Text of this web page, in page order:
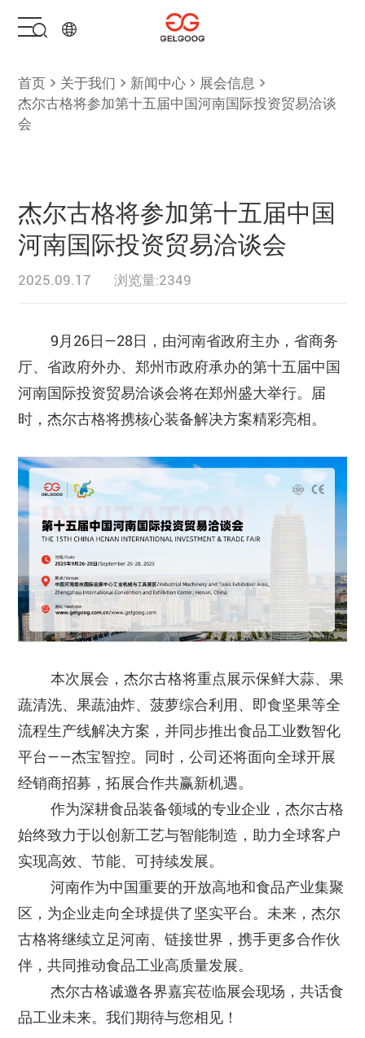
首页
解决方案
服务支持
关于我们
首页 关于我们 新闻中心
展会信息
杰尔古格将参加第十五届中国河南国际投资贸易洽谈
会
杰尔古格将参加第十五届中国
河南国际投资贸易洽谈会
2025.09.17 浏览量:2349
9月26日—28日，由河南省政府主办，省商务
厅、省政府外办、郑州市政府承办的第十五届中国
河南国际投资贸易洽谈会将在郑州盛大举行。届
时，杰尔古格将携核心装备解决方案精彩亮相。
本次展会，杰尔古格将重点展示保鲜大蒜、果
蔬清洗、果蔬油炸、菠萝综合利用、即食坚果等全
流程生产线解决方案，并同步推出食品工业数智化
平台——杰宝智控。同时，公司还将面向全球开展
经销商招募，拓展合作共赢新机遇。
作为深耕食品装备领域的专业企业，杰尔古格
始终致力于以创新工艺与智能制造，助力全球客户
实现高效、节能、可持续发展。
河南作为中国重要的开放高地和食品产业集聚
区，为企业走向全球提供了坚实平台。未来，杰尔
古格将继续立足河南、链接世界，携手更多合作伙
伴，共同推动食品工业高质量发展。
杰尔古格诚邀各界嘉宾莅临展会现场，共话食
品工业未来。我们期待与您相见！